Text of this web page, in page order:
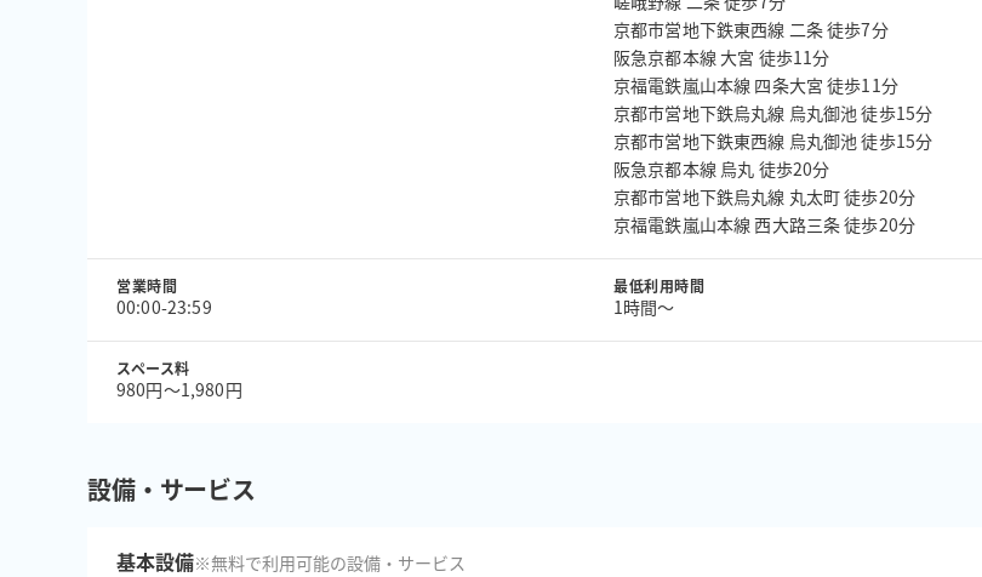
京都市営地下鉄東西線 二条 徒歩7分
阪急京都本線 大宮 徒歩11分
京福電鉄嵐山本線 四条大宮 徒歩11分
京都市営地下鉄烏丸線 烏丸御池 徒歩15分
京都市営地下鉄東西線 烏丸御池 徒歩15分
阪急京都本線 烏丸 徒歩20分
京都市営地下鉄烏丸線 丸太町 徒歩20分
京福電鉄嵐山本線 西大路三条 徒歩20分
営業時間
00:00-23:59
最低利用時間
1時間〜
スペース料
980円〜1,980円
設備・サービス
基本設備※無料で利用可能の設備・サービス